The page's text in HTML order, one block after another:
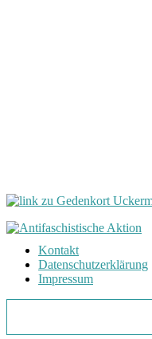
Kontakt
Datenschutzerklärung
Impressum